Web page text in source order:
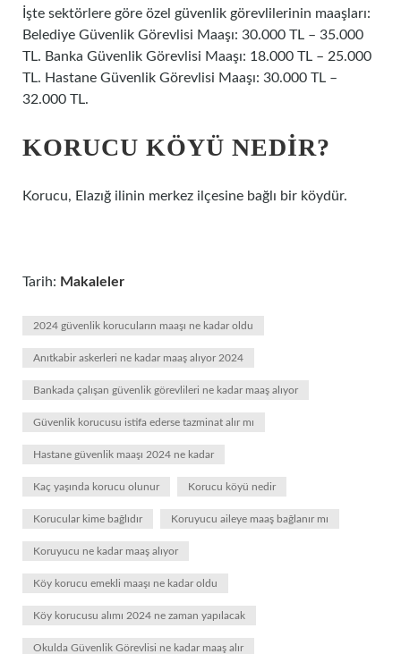
İşte sektörlere göre özel güvenlik görevlilerinin maaşları:
Belediye Güvenlik Görevlisi Maaşı: 30.000 TL – 35.000
TL. Banka Güvenlik Görevlisi Maaşı: 18.000 TL – 25.000
TL. Hastane Güvenlik Görevlisi Maaşı: 30.000 TL –
32.000 TL.
KORUCU KÖYÜ NEDIR?
Korucu, Elazığ ilinin merkez ilçesine bağlı bir köydür.
Tarih: Makaleler
2024 güvenlik korucuların maaşı ne kadar oldu
Anıtkabir askerleri ne kadar maaş alıyor 2024
Bankada çalışan güvenlik görevlileri ne kadar maaş alıyor
Güvenlik korucusu istifa ederse tazminat alır mı
Hastane güvenlik maaşı 2024 ne kadar
Kaç yaşında korucu olunur Korucu köyü nedir
Korucular kime bağlıdır Koruyucu aileye maaş bağlanır mı
Koruyucu ne kadar maaş alıyor
Köy korucu emekli maaşı ne kadar oldu
Köy korucusu alımı 2024 ne zaman yapılacak
Okulda Güvenlik Görevlisi ne kadar maaş alır